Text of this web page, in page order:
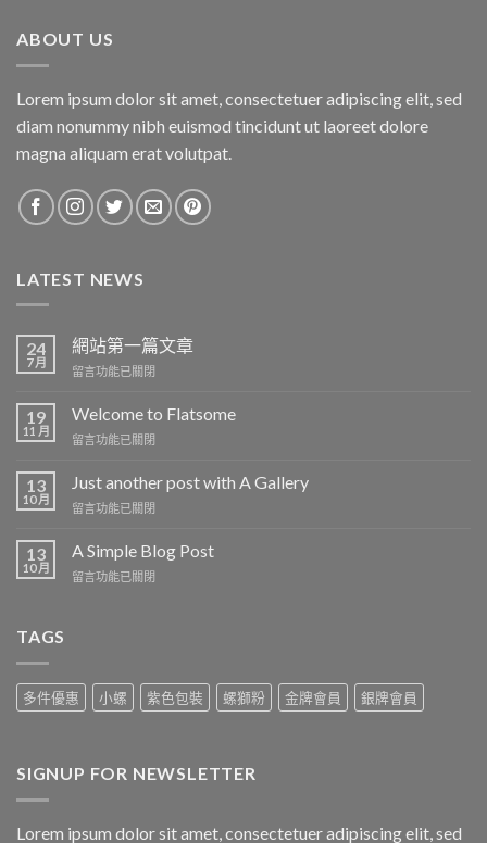
ABOUT US
Lorem ipsum dolor sit amet, consectetuer adipiscing elit, sed
diam nonummy nibh euismod tincidunt ut laoreet dolore
magna aliquam erat volutpat.
LATEST NEWS
24
7 月
網站第一篇文章
在
站
一
文
章〉
留言功能已關閉
19
11 月
Welcome to Flatsome
在
to
中
留言功能已關閉
13
10 月
Just another post with A Gallery
在
another
with
留言功能已關閉
13
10 月
A Simple Blog Post
在
留言功能已關閉
TAGS
多件優惠 小螺 紫色包裝 螺獅粉 金牌會員 銀牌會員
SIGNUP FOR NEWSLETTER
Lorem ipsum dolor sit amet, consectetuer adipiscing elit, sed